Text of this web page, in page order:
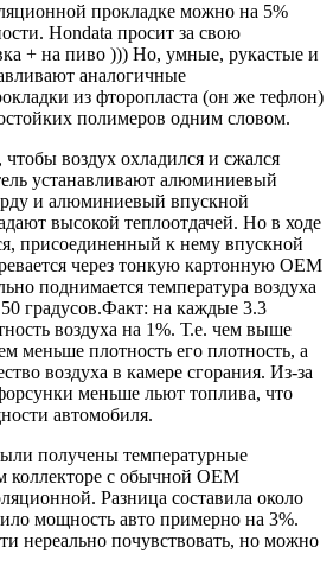
прокладке можно на 5%
Hondata просит за свою
+ на пиво ))) Но, умные, рукастые и
аналогичные
из фторопласта (он же тефлон)
полимеров одним словом.
воздух охладился и сжался
устанавливают алюминиевый
и алюминиевый впускной
высокой теплоотдачей. Но в ходе
присоединенный к нему впускной
через тонкую картонную OEM
поднимается температура воздуха
градусов.Факт: на каждые 3.3
воздуха на 1%. Т.е. чем выше
меньше плотность его плотность, а
воздуха в камере сгорания. Из-за
меньше льют топлива, что
автомобиля.
получены температурные
коллекторе с обычной OEM
Разница составила около
мощность авто примерно на 3%.
нереально почувствовать, но можно